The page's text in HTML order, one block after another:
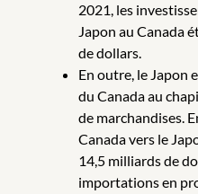
2021, les
Japon au Canada
de dollars.
En outre, le Japon
du Canada au
de marchandises.
Canada vers le
14,5 milliards de
importations en